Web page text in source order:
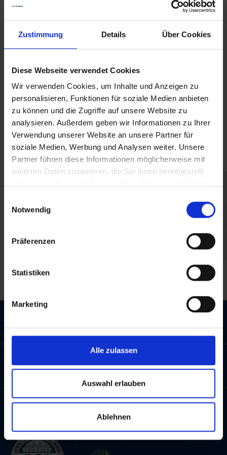
Zustimmung Details Über Cookies
Diese Webseite verwendet Cookies
Wir verwenden Cookies, um Inhalte und Anzeigen zu
personalisieren, Funktionen für soziale Medien anbieten
zu können und die Zugriffe auf unsere Website zu
analysieren. Außerdem geben wir Informationen zu Ihrer
Verwendung unserer Website an unsere Partner für
soziale Medien, Werbung und Analysen weiter. Unsere
Partner führen diese Informationen möglicherweise mit
weiteren Daten zusammen, die Sie ihnen bereitgestellt
Notwendig
Präferenzen
Statistiken
Marketing
Alle zulassen
Auswahl erlauben
Ablehnen
Flüssiggas nach DIN 51622
Anzahl Stückpreis
Bis2999 0,5200 €
Ab3000 0,5157 €
Preise inkl. MwSt.
In den Warenkorb
Service
Sicherheit